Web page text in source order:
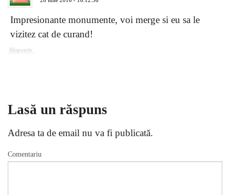
Impresionante monumente, voi merge si eu sa le
vizitez cat de curand!
Răspunde
Lasă un răspuns
Adresa ta de email nu va fi publicată.
Comentariu